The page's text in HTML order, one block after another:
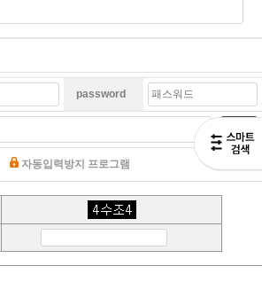
password
자동입력방지 프로그램